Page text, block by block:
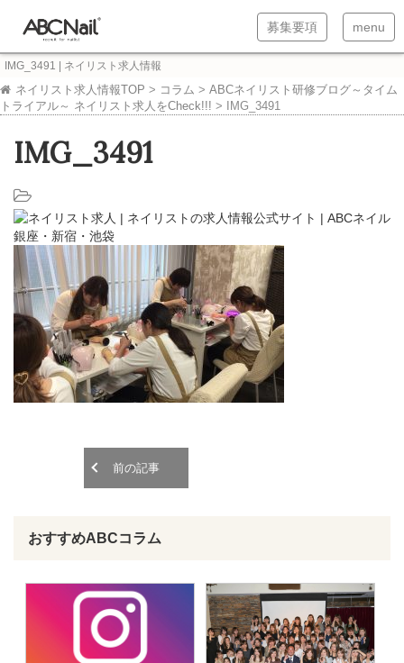
T
o
g
a
v
i
g
a
t
i
o
募集要項
T
o
a
menu
IMG_3491 | ネイリスト求人情報
ネイリスト求人情報TOP > コラム > ABCネイリスト研修ブログ～タイム
トライアル～ ネイリスト求人をCheck!!! > IMG_3491
IMG_3491
前の記事
おすすめABCコラム